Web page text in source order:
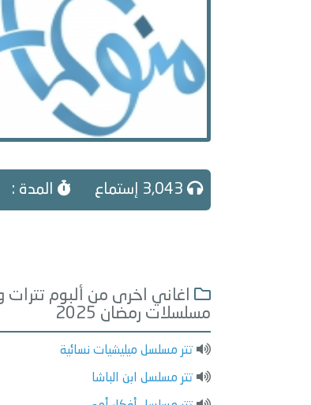
المدة :
اغاني اخرى من ألبوم تترات
مسلسلات رمضان 2025
تتر مسلسل ميليشيات نسائية
تتر مسلسل ابن الباشا